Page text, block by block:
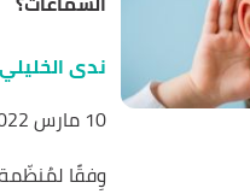
ندى الخليلي
10 مارس 2022